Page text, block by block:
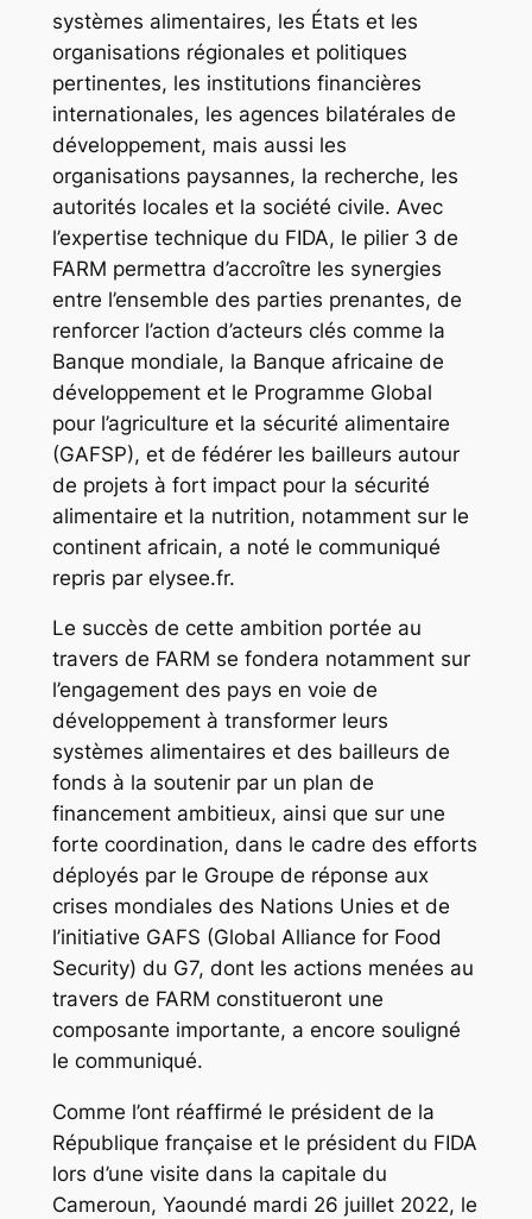
systèmes alimentaires, les États et les
organisations régionales et politiques
pertinentes, les institutions financières
internationales, les agences bilatérales de
développement, mais aussi les
organisations paysannes, la recherche, les
autorités locales et la société civile. Avec
l’expertise technique du FIDA, le pilier 3 de
FARM permettra d’accroître les synergies
entre l’ensemble des parties prenantes, de
renforcer l’action d’acteurs clés comme la
Banque mondiale, la Banque africaine de
développement et le Programme Global
pour l’agriculture et la sécurité alimentaire
(GAFSP), et de fédérer les bailleurs autour
de projets à fort impact pour la sécurité
alimentaire et la nutrition, notamment sur le
continent africain, a noté le communiqué
repris par elysee.fr.
Le succès de cette ambition portée au
travers de FARM se fondera notamment sur
l’engagement des pays en voie de
développement à transformer leurs
systèmes alimentaires et des bailleurs de
fonds à la soutenir par un plan de
financement ambitieux, ainsi que sur une
forte coordination, dans le cadre des efforts
déployés par le Groupe de réponse aux
crises mondiales des Nations Unies et de
l’initiative GAFS (Global Alliance for Food
Security) du G7, dont les actions menées au
travers de FARM constitueront une
composante importante, a encore souligné
le communiqué.
Comme l’ont réaffirmé le président de la
République française et le président du FIDA
lors d’une visite dans la capitale du
Cameroun, Yaoundé mardi 26 juillet 2022, le